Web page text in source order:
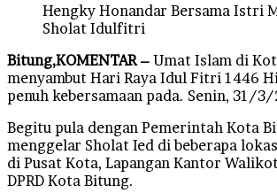
Hengky Honandar Bersama Istri
Sholat Idulfitri
Bitung,KOMENTAR – Umat Islam di
menyambut Hari Raya Idul Fitri 1446
penuh kebersamaan pada. Senin, 31/
Begitu pula dengan Pemerintah Kota
menggelar Sholat Ied di beberapa
di Pusat Kota, Lapangan Kantor
DPRD Kota Bitung.